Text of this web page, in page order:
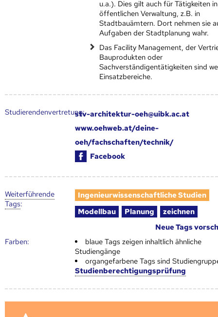
u.a.). Dies gilt auch für Tätigkeiten
öffentlichen Verwaltung, z.B. in
Stadtbauämtern. Dort nehmen sie
Aufgaben der Stadtplanung wahr.
Das Facility Management, der
Bauprodukten oder
Sachverständigentätigkeiten sind
Einsatzbereiche.
Studierendenvertretung:stv-architektur-oeh@uibk.ac.at
www.oehweb.at/deine-
oeh/fachschaften/technik/
Facebook
Weiter­führende
Tags:
Ingenieurwissenschaftliche Studien
Modellbau
Planung
zeichnen
Neue Tags
Farben:
blaue Tags zeigen inhaltlich ähnliche
Studiengänge
organgefarbene Tags sind
Studienberechtigungsprüfung